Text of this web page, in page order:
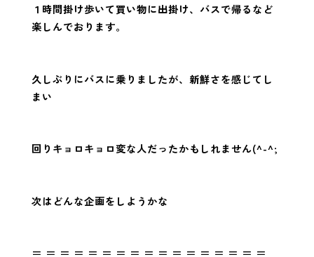
１時間掛け歩いて買い物に出掛け、バスで帰るなど
楽しんでおります。
久しぶりにバスに乗りましたが、新鮮さを感じてし
まい
回りキョロキョロ変な人だったかもしれません(^-^;
次はどんな企画をしようかな
＝ ＝ ＝ ＝ ＝ ＝ ＝ ＝ ＝ ＝ ＝ ＝ ＝ ＝ ＝ ＝ ＝